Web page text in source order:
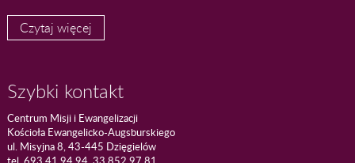
Czytaj więcej
Szybki kontakt
Centrum Misji i Ewangelizacji
Kościoła Ewangelicko-Augsburskiego
ul. Misyjna 8, 43-445 Dzięgielów